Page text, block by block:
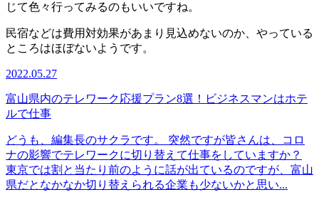
じて色々行ってみるのもいいですね。
民宿などは費用対効果があまり見込めないのか、やっている
ところはほぼないようです。
2022.05.27
富山県内のテレワーク応援プラン8選！ビジネスマンはホテ
ルで仕事
どうも、編集長のサクラです。 突然ですが皆さんは、コロ
ナの影響でテレワークに切り替えて仕事をしていますか？
東京では割と当たり前のように話が出ているのですが、富山
県だとなかなか切り替えられる企業も少ないかと思い...